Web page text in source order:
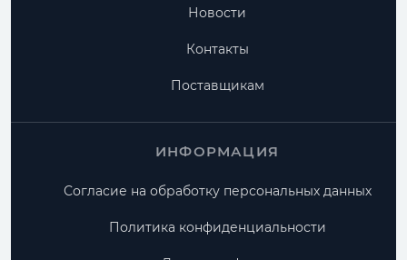
Новости
Контакты
Поставщикам
ИНФОРМАЦИЯ
Согласие на обработку персональных данных
Политика конфиденциальности